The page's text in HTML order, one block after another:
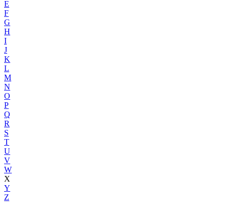
E
F
G
H
I
J
K
L
M
N
O
P
Q
R
S
T
U
V
W
X
Y
Z